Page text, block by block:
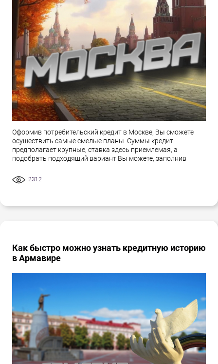
Оформив потребительский кредит в Москве, Вы сможете
осуществить самые смелые планы. Суммы кредит
предполагает крупные, ставка здесь приемлемая, а
подобрать подходящий вариант Вы можете, заполнив
2312
Как быстро можно узнать кредитную историю
в Армавире